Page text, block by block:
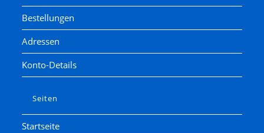
Bestellungen
Adressen
Konto-Details
Seiten
Startseite